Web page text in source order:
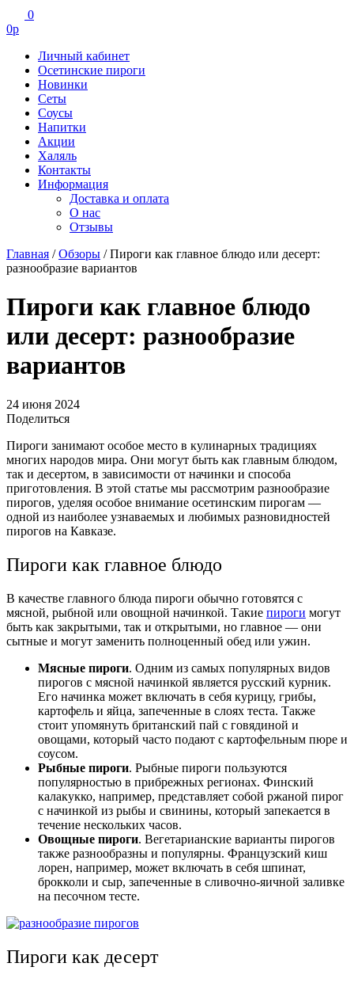
0
0р
Личный кабинет
Осетинские пироги
Новинки
Сеты
Соусы
Напитки
Акции
Халяль
Контакты
Информация
Доставка и оплата
О нас
Отзывы
Главная /Обзоры /Пироги как главное блюдо или десерт:
разнообразие вариантов
Пироги как главное блюдо
или десерт: разнообразие
вариантов
24 июня 2024
Поделиться
Пироги занимают особое место в кулинарных традициях
многих народов мира. Они могут быть как главным блюдом,
так и десертом, в зависимости от начинки и способа
приготовления. В этой статье мы рассмотрим разнообразие
пирогов, уделяя особое внимание осетинским пирогам —
одной из наиболее узнаваемых и любимых разновидностей
пирогов на Кавказе.
Пироги как главное блюдо
В качестве главного блюда пироги обычно готовятся с
мясной, рыбной или овощной начинкой. Такие пироги могут
быть как закрытыми, так и открытыми, но главное — они
сытные и могут заменить полноценный обед или ужин.
Мясные пироги. Одним из самых популярных видов
пирогов с мясной начинкой является русский курник.
Его начинка может включать в себя курицу, грибы,
картофель и яйца, запеченные в слоях теста. Также
стоит упомянуть британский пай с говядиной и
овощами, который часто подают с картофельным пюре и
соусом.
Рыбные пироги. Рыбные пироги пользуются
популярностью в прибрежных регионах. Финский
калакукко, например, представляет собой ржаной пирог
с начинкой из рыбы и свинины, который запекается в
течение нескольких часов.
Овощные пироги. Вегетарианские варианты пирогов
также разнообразны и популярны. Французский киш
лорен, например, может включать в себя шпинат,
брокколи и сыр, запеченные в сливочно-яичной заливке
на песочном тесте.
Пироги как десерт